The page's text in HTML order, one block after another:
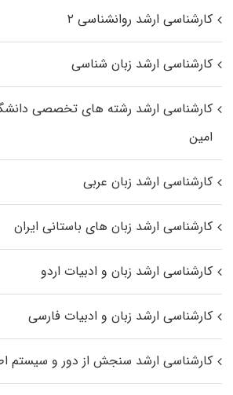
کارشناسی ارشد روانشناسی ۲
کارشناسی ارشد زبان شناسی
کارشناسی ارشد رﺷﺘﻪ ﻫﺎی تخصصی
اﻣﻴﻦ
کارشناسی ارشد زبان عربی
کارشناسی ارشد زبان‌ های باستانی ایران
کارشناسی ارشد زبان و ادبیات اردو
کارشناسی ارشد زبان و ادبیات فارسی
کارشناسی ارشد سنجش از دور و سیستم